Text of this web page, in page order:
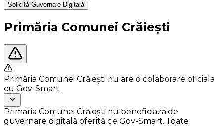
Solicită Guvernare Digitală
Primăria Comunei Crăiești
Primăria Comunei Crăiești nu are o colaborare oficiala
cu Gov-Smart.
Primăria Comunei Crăiești nu beneficiază de
guvernare digitală oferită de Gov-Smart. Toate